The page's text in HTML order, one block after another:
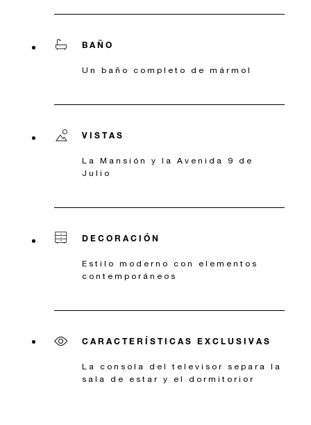
BAÑO
Un baño completo de mármol
VISTAS
La Mansión y la Avenida 9 de
Julio
DECORACIÓN
Estilo moderno con elementos
contemporáneos
CARACTERÍSTICAS EXCLUSIVAS
La consola del televisor separa la
sala de estar y el dormitorior